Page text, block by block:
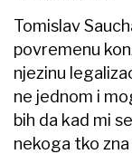
Tomislav
povremenu
njezinu
ne jednom i
bih da kad mi
nekoga tko